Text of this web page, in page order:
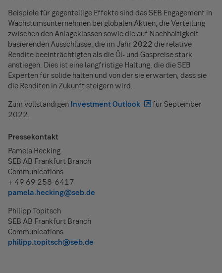
Beispiele für gegenteilige Effekte sind das SEB Engagement in
Wachstumsunternehmen bei globalen Aktien, die Verteilung
zwischen den Anlageklassen sowie die auf Nachhaltigkeit
basierenden Ausschlüsse, die im Jahr 2022 die relative
Rendite beeinträchtigten als die Öl- und Gaspreise stark
anstiegen. Dies ist eine langfristige Haltung, die die SEB
Experten für solide halten und von der sie erwarten, dass sie
die Renditen in Zukunft steigern wird.
Zum vollständigen Investment Outlook
für September
2022.
Pressekontakt
Pamela Hecking
SEB AB Frankfurt Branch
Communications
+ 49 69 258-6417
pamela.hecking@seb.de
Philipp Topitsch
SEB AB Frankfurt Branch
Communications
philipp.topitsch@seb.de